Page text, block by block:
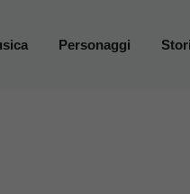
Personaggi